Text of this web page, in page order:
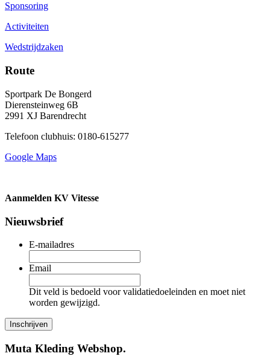
Sponsoring
Activiteiten
Wedstrijdzaken
Route
Sportpark De Bongerd
Dierensteinweg 6B
2991 XJ Barendrecht
Telefoon clubhuis: 0180-615277
Google Maps
Aanmelden KV Vitesse
Nieuwsbrief
E-mailadres
Email
Dit veld is bedoeld voor validatiedoeleinden en moet niet
worden gewijzigd.
Muta Kleding Webshop.